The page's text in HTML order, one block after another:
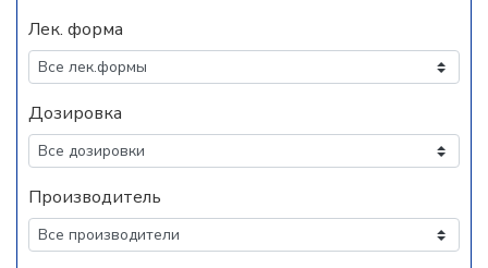
Лек. форма
Дозировка
Производитель